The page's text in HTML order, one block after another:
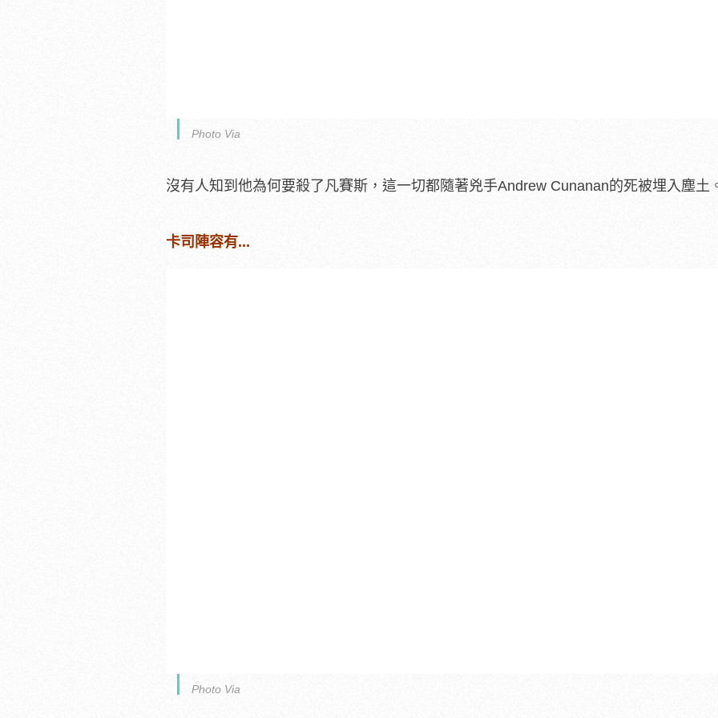
Photo Via
沒有人知到他為何要殺了凡賽斯，這一切都隨著兇手Andrew Cunanan的死被埋入塵土
卡司陣容有...
Photo Via